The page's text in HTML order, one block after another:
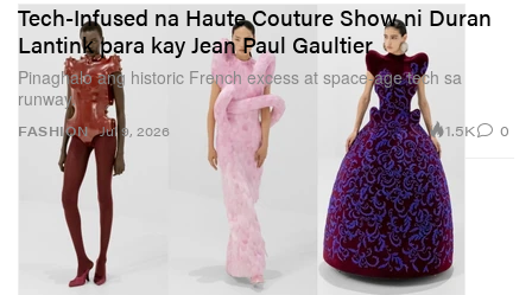
FASHION
Tech-Infused na Haute Couture Show ni Duran
Lantink para kay Jean Paul Gaultier
Pinaghalo ang historic French excess at space-age tech sa
runway.
Jul 9, 2026 1.5K 0